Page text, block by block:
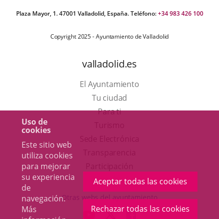
Uso de
cookies
Este sitio web
utiliza cookies
para mejorar
su experiencia
de
navegación.
Más
Aceptar todas las cookies
Rechazar todas las cookies
Plaza Mayor, 1. 47001 Valladolid, España. Teléfono:+34 983 426 100
Copyright 2025 - Ayuntamiento de Valladolid
valladolid.es
El Ayuntamiento
Tu ciudad
Para ti
en
una
ventana
aplicación
externa.
Otras webs del ayuntamiento
ENLACEENLACEENLACE